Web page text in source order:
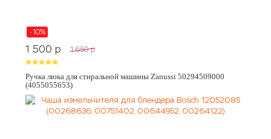
-10%
1 500 p 1 650 p
Ручка люка для стиральной машины Zanussi 50294509000
(4055055653)